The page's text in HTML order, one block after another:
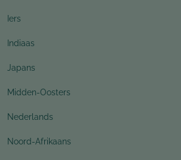
Iers
Indiaas
Japans
Midden-Oosters
Nederlands
Noord-Afrikaans